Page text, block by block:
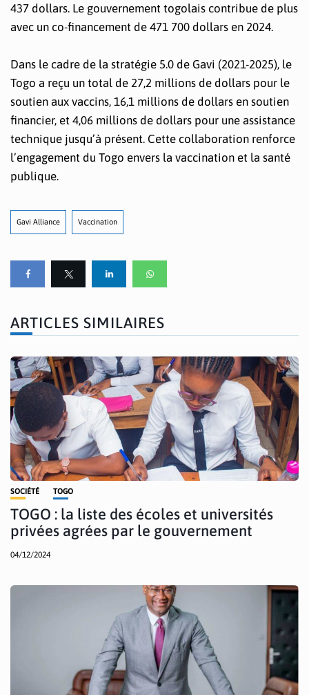
437 dollars. Le gouvernement togolais contribue de plus
avec un co-financement de 471 700 dollars en 2024.
Dans le cadre de la stratégie 5.0 de Gavi (2021-2025), le
Togo a reçu un total de 27,2 millions de dollars pour le
soutien aux vaccins, 16,1 millions de dollars en soutien
financier, et 4,06 millions de dollars pour une assistance
technique jusqu’à présent. Cette collaboration renforce
l’engagement du Togo envers la vaccination et la santé
publique.
Gavi Alliance Vaccination
ARTICLES SIMILAIRES
SOCIÉTÉ TOGO
TOGO : la liste des écoles et universités
privées agrées par le gouvernement
04/12/2024